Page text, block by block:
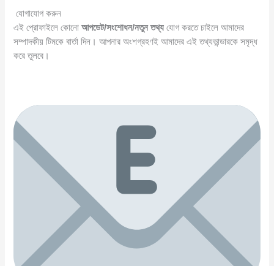
যোগাযোগ করুন
এই প্রোফাইলে কোনোআপডেট/সংশোধন/নতুন তথ্য যোগ করতে চাইলে আমাদের
সম্পাদকীয় টিমকে বার্তা দিন। আপনার অংশগ্রহণই আমাদের এই তথ্যভান্ডারকে সমৃদ্ধ
করে তুলবে।